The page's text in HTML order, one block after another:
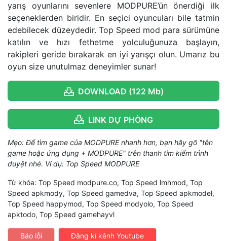
yarış oyunlarını sevenlere MODPURE’ün önerdiği ilk
seçeneklerden biridir. En seçici oyuncuları bile tatmin
edebilecek düzeydedir. Top Speed mod para sürümüne
katılın ve hızı fethetme yolculuğunuza başlayın,
rakipleri geride bırakarak en iyi yarışçı olun. Umarız bu
oyun size unutulmaz deneyimler sunar!
DOWNLOAD (122 Mb)
LINK DỰ PHÒNG
Mẹo: Để tìm game của MODPURE nhanh hơn, bạn hãy gõ "tên
game hoặc ứng dụng + MODPURE" trên thanh tìm kiếm trình
duyệt nhé. Ví dụ: Top Speed MODPURE
Từ khóa: Top Speed modpure.co, Top Speed lmhmod, Top
Speed apkmody, Top Speed gamedva, Top Speed apkmodel,
Top Speed happymod, Top Speed modyolo, Top Speed
apktodo, Top Speed gamehayvl
Báo lỗi Đăng kí kênh Youtube